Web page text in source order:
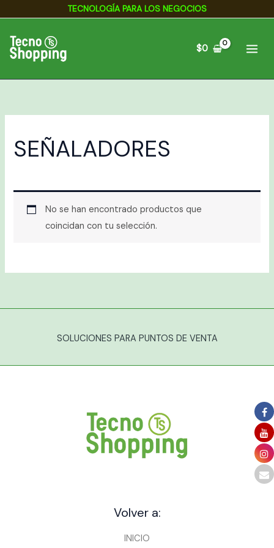
contenido
TECNOLOGÍA PARA LOS NEGOCIOS
$0
SEÑALADORES
No se han encontrado productos que
coincidan con tu selección.
SOLUCIONES PARA PUNTOS DE VENTA
Volver a:
INICIO